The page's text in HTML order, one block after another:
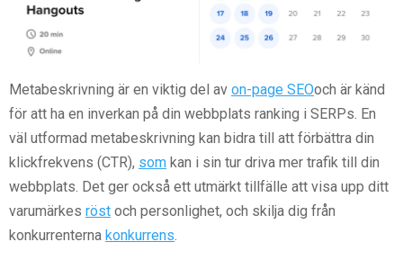
Metabeskrivning är en viktig del av on-page SEOoch är känd
för att ha en inverkan på din webbplats ranking i SERPs. En
väl utformad metabeskrivning kan bidra till att förbättra din
klickfrekvens (CTR), som kan i sin tur driva mer trafik till din
webbplats. Det ger också ett utmärkt tillfälle att visa upp ditt
varumärkes röst och personlighet, och skilja dig från
konkurrenterna konkurrens.